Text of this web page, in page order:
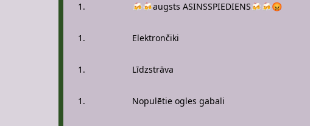
1. 🍻🍻augsts ASINSSPIEDIENS🍻🍻😡
1. Elektrončiki
1. Līdzstrāva
1. Nopulētie ogles gabali